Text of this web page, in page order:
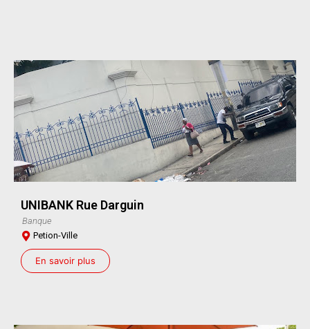
UNIBANK Rue Darguin
Banque
Petion-Ville
En savoir plus